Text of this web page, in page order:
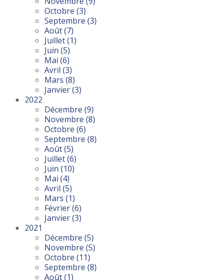
Octobre (3)
Septembre (3)
Août(7)
Juillet(1)
Juin (5)
Mai (6)
Avril (3)
Mars (8)
Janvier(3)
2022
Décembre (9)
Novembre (8)
Octobre (6)
Septembre (8)
Août(5)
Juillet(6)
Juin (10)
Mai (4)
Avril (5)
Mars (1)
Février(6)
Janvier(3)
2021
Décembre (5)
Novembre (5)
Octobre (11)
Septembre (8)
Août(1)